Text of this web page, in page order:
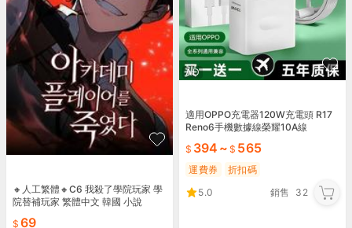
🔸人工繁體🔸C6 我殺了學院玩家 學
院替補玩家 繁體中文 韓國 小說
69
AD
適用OPPO充電器120W充電頭 R17
Reno6手機數據線榮耀10A線
394 ~ 565
運費券
折扣碼
5.0
銷售 32